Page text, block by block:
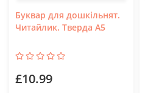
Буквар для дошкільнят.
Читайлик. Тверда А5
£10.99